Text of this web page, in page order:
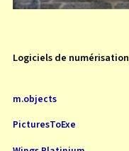
Logiciels de numérisation
m.objects
PicturesToExe